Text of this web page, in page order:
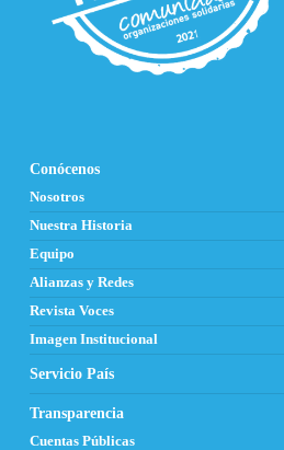
Conócenos
Nosotros
Nuestra Historia
Equipo
Alianzas y Redes
Revista Voces
Imagen Institucional
Servicio País
Transparencia
Cuentas Públicas